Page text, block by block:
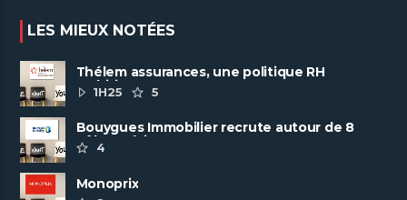
LES MIEUX NOTÉES
Thélem assurances, une politique RH
ambitieuse
1H25 5
Bouygues Immobilier recrute autour de 8
pôles métiers
4
Monoprix